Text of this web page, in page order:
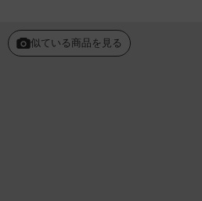
似ている商品を見る